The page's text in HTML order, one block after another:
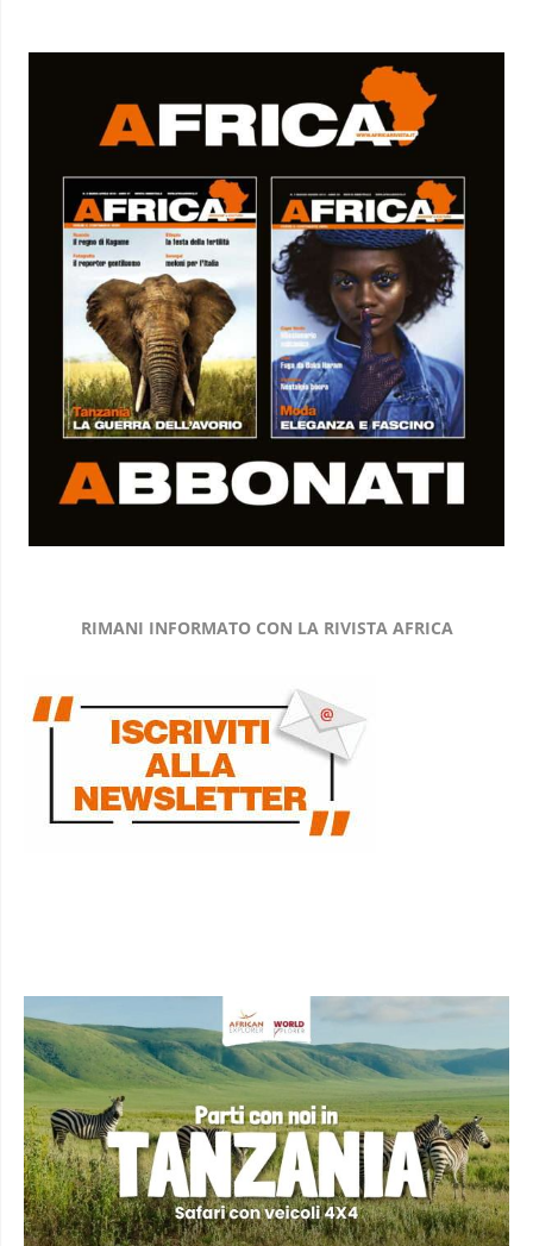
RIMANI INFORMATO CON LA RIVISTA AFRICA